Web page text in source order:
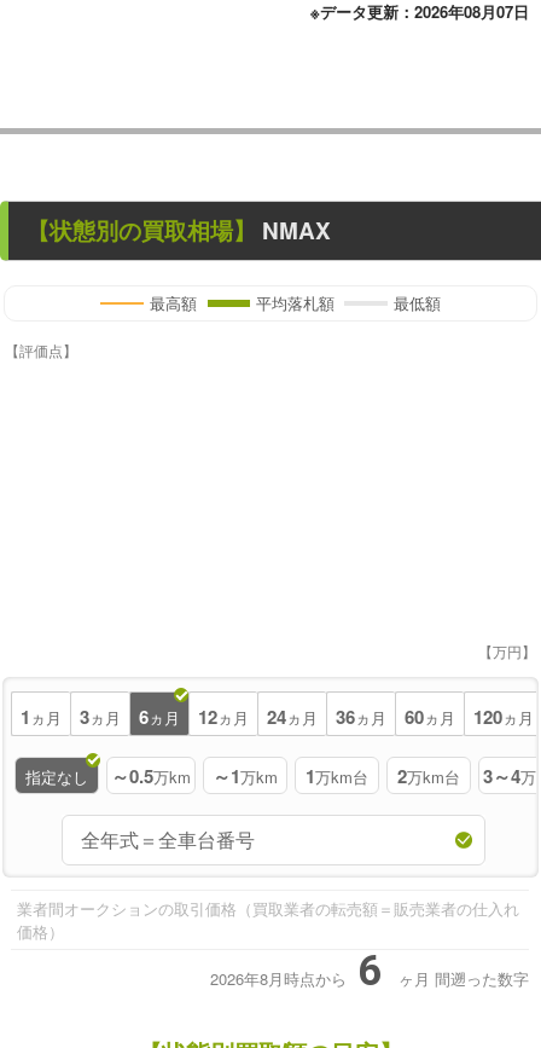
※データ更新：2026年08月07日
【状態別の買取相場】 NMAX
最高額 平均落札額 最低額
【評価点】
【万円】
1 ヵ月 3ヵ月 6ヵ月 12ヵ月 24ヵ月 36ヵ月 60ヵ月 120ヵ月
指定なし ～0.5万km ～1万km 1万km台 2万km台 3～4万
業者間オークションの取引価格（買取業者の転売額＝販売業者の仕入れ
価格）
2026年8月時点から 6 ヶ月 間遡った数字